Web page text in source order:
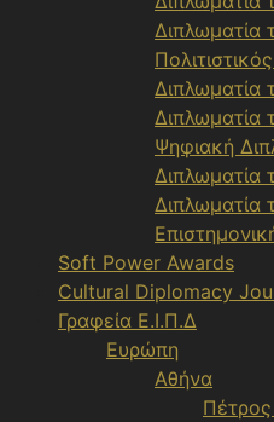
Διπλωματία
Διπλωματία
Διπλωματία
Ψηφιακή
Διπλωματία
Διπλωματία
Soft Power Awards
Cultural Diplomacy
Γραφεία Ε.Ι.Π.Δ
Ευρώπη
Αθήνα